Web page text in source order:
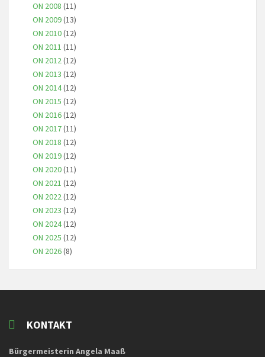
ON 2008 (11)
ON 2009(13)
ON 2010(12)
ON 2011 (11)
ON 2012(12)
ON 2013 (12)
ON 2014(12)
ON 2015 (12)
ON 2016(12)
ON 2017(11)
ON 2018 (12)
ON 2019(12)
ON 2020(11)
ON 2021 (12)
ON 2022(12)
ON 2023 (12)
ON 2024(12)
ON 2025 (12)
ON 2026(8)
KONTAKT
Bürgermeisterin Angela Maaß